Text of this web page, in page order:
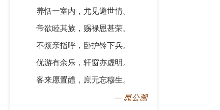
养恬一室内，尤见避世情。
帝欲睦其族，赐禄恩甚荣。
不烦亲指呼，卧护铃下兵。
优游有余乐，轩窗亦虚明。
客来愿置醴，庶无忘穆生。
— 晁公溯